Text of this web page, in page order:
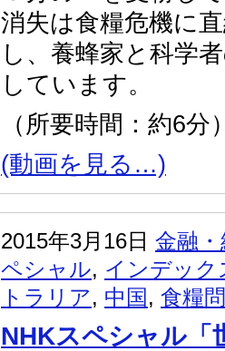
消失は食糧危機に
し、養蜂家と科学
しています。
（所要時間：約6分
(動画を見る…)
2015年3月16日 金融
ペシャル, インデッ
トラリア, 中国 , 食糧
NHKスペシャル「